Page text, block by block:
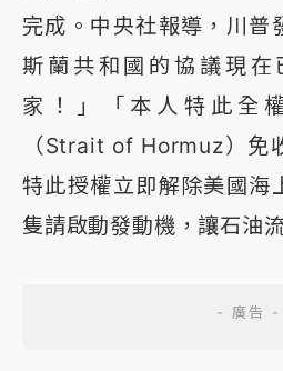
完成。中央社報導，川普
斯蘭共和國的協議現在
家！」「本人特此全
（Strait of Hormuz）免
特此授權立即解除美國海
隻請啟動發動機，讓石油流